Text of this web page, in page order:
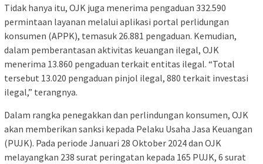
Tidak hanya itu, OJK juga menerima pengaduan 332.590
permintaan layanan melalui aplikasi portal perlidungan
konsumen (APPK), temasuk 26.881 pengaduan. Kemudian,
dalam pemberantasan aktivitas keuangan ilegal, OJK
menerima 13.860 pengaduan terkait entitas ilegal. “Total
tersebut 13.020 pengaduan pinjol ilegal, 880 terkait investasi
ilegal,” terangnya.
Dalam rangka penegakkan dan perlindungan konsumen, OJK
akan memberikan sanksi kepada Pelaku Usaha Jasa Keuangan
(PUJK). Pada periode Januari 28 Oktober 2024 dan OJK
melayangkan 238 surat peringatan kepada 165 PUJK, 6 surat